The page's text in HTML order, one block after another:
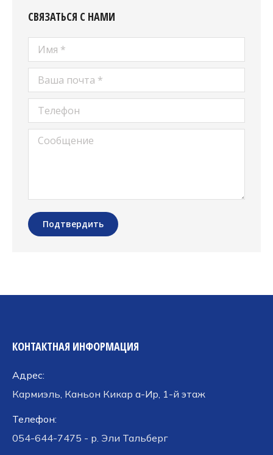
СВЯЗАТЬСЯ С НАМИ
Имя *
Ваша почта *
Телефон
Сообщение
Подтвердить
КОНТАКТНАЯ ИНФОРМАЦИЯ
Адрес:
Кармиэль, Каньон Кикар а-Ир, 1-й этаж
Телефон:
054-644-7475 - р. Эли Тальберг